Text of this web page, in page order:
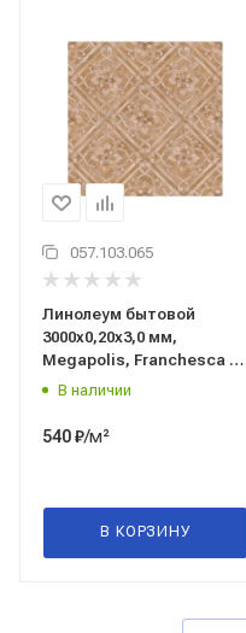
057.103.065
Линолеум бытовой
3000x0,20x3,0 мм,
Megapolis, Franchesca 1,
Juteks, ТУ 5771-007-
В наличии
540₽/м²
В КОРЗИНУ